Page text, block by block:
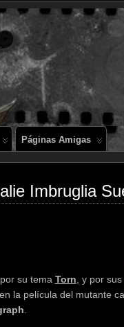
Páginas Amigas
Imbruglia
su tema Torn , y por
la película del mutante